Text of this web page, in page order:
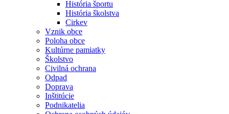
História športu
História školstva
Cirkev
Vznik obce
Poloha obce
Kultúrne pamiatky
Školstvo
Civilná ochrana
Odpad
Doprava
Inštitúcie
Podnikatelia